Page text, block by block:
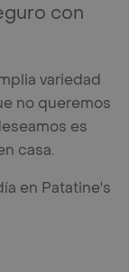
con
variedad
no queremos
es
casa.
en Patatine's